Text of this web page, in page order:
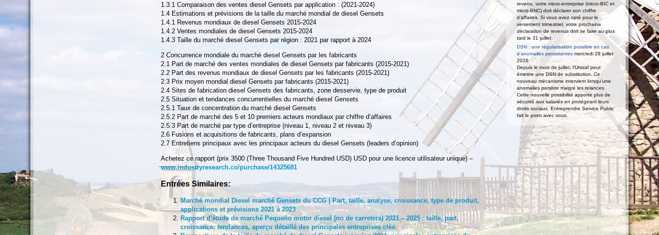
1.3.1 Comparaison des ventes diesel Gensets par application : (2021-2024)
1.4 Estimations et prévisions de la taille du marché mondial de diesel Gensets
1.4.1 Revenus mondiaux de diesel Gensets 2015-2024
1.4.2 Ventes mondiales de diesel Gensets 2015-2024
1.4.3 Taille du marché diesel Gensets par région : 2021 par rapport à 2024
2 Concurrence mondiale du marché diesel Gensets par les fabricants
2.1 Part de marché des ventes mondiales de diesel Gensets par fabricants (2015-2021)
2.2 Part des revenus mondiaux de diesel Gensets par les fabricants (2015-2021)
2.3 Prix moyen mondial diesel Gensets par fabricants (2015-2021)
2.4 Sites de fabrication diesel Gensets des fabricants, zone desservie, type de produit
2.5 Situation et tendances concurrentielles du marché diesel Gensets
2.5.1 Taux de concentration du marché diesel Gensets
2.5.2 Part de marché des 5 et 10 premiers acteurs mondiaux par chiffre d’affaires
2.5.3 Part de marché par type d’entreprise (niveau 1, niveau 2 et niveau 3)
2.6 Fusions et acquisitions de fabricants, plans d’expansion
2.7 Entretiens principaux avec les principaux acteurs du diesel Gensets (leaders d’opinion)
Achetez ce rapport (prix 3500 (Three Thousand Five Hundred USD) USD pour une licence utilisateur unique) –
www.industryresearch.co/purchase/14325681
Entrées Similaires:
Marché mondial Diesel marché Gensets du CCG | Part, taille, analyse, croissance, type de produit,
applications et prévisions 2021 à 2023
Rapport d’étude de marché Pequeño motor diesel (no de carretera) 2021 – 2025 : taille, part,
croissance, tendances, aperçu détaillé des principales entreprises clés
revenu, votre micro-entreprise (micro-BIC et
micro-BNC) doit déclarer son chiffre
d’affaires. Si vous avez opté pour le
versement trimestriel, votre prochaine
déclaration de revenus doit se faire au plus
tard le 31 juillet.
DSN : une régularisation possible en cas
d’anomalies persistantes mercredi 29 juillet
2026
Depuis le mois de juillet, l’Urssaf peut
émettre une DSN de substitution. Ce
nouveau mécanisme intervient lorsqu’une
anomalies persiste malgré les relances.
Cette nouvelle possibilité apporte plus de
sécurité aux salariés en protégeant leurs
droits sociaux. Entreprendre Service Public
fait le point avec vous.